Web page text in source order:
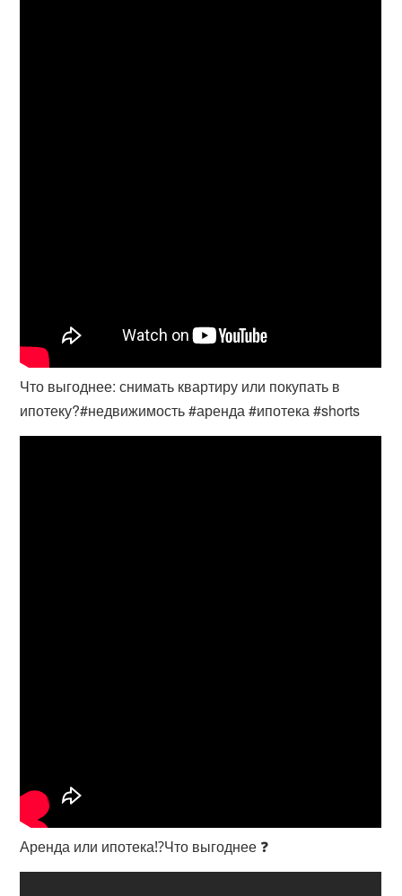
Что выгоднее: снимать квартиру или покупать в
ипотеку?#недвижимость #аренда #ипотека #shorts
Аренда или ипотека⁉️Что выгоднее ❓